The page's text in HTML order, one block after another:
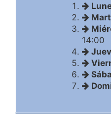
14:00